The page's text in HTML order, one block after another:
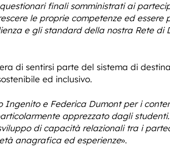
finali somministrati ai
le proprie competenze ed essere
e gli standard della nostra Rete di
di sentirsi parte del sistema di
ed inclusivo.
Ingenito e Federica Dumont per i
apprezzato dagli
di capacità relazionali tra i
anagrafica ed esperienze».